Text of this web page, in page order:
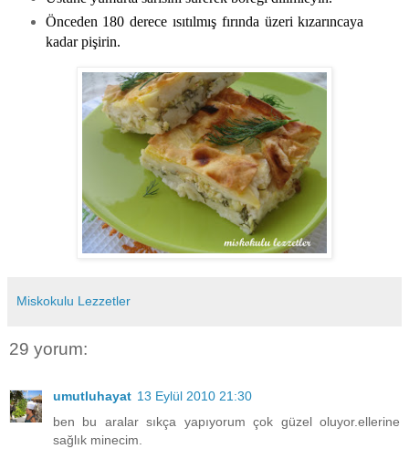
Önceden 180 derece ısıtılmış fırında üzeri kızarıncaya
kadar pişirin.
Miskokulu Lezzetler
29 yorum:
umutluhayat 13 Eylül 2010 21:30
ben bu aralar sıkça yapıyorum çok güzel oluyor.ellerine
sağlık minecim.